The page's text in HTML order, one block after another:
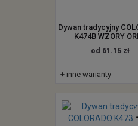
Dywan tradycyjny
K474B WZORY
od 61.15 zł
+ inne warianty